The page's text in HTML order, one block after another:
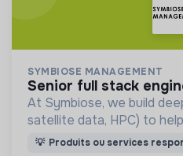
SYMBIOSE MANAGEMENT
senior full stack
At Symbiose, we build
satellite data, HPC) to
protect forests, enabling
💡 Produits ou services